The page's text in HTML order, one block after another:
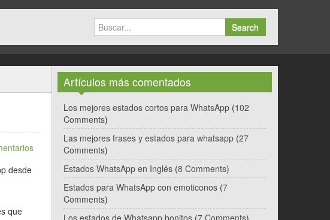
Search
desde
que
Artículos más comentados
Los mejores estados cortos para WhatsApp (102
Comments)
Las mejores frases y estados para whatsapp (27
Comments)
Estados WhatsApp en Inglés (8 Comments)
Estados para WhatsApp con emoticonos (7
Comments)
Los estados de Whatsapp bonitos (7 Comments)